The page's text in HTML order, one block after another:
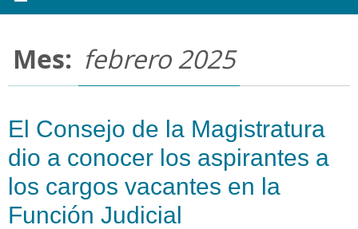
Mes: febrero 2025
El Consejo de la Magistratura
dio a conocer los aspirantes a
los cargos vacantes en la
Función Judicial